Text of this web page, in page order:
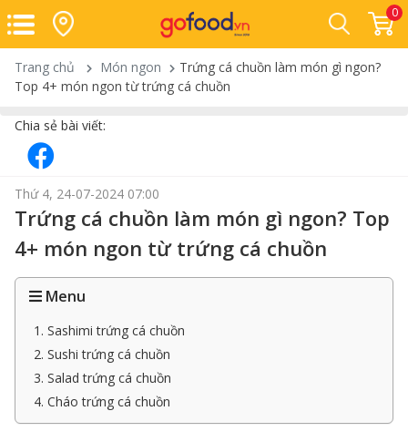
0
Trang chủ Món ngon
Trứng cá chuồn làm món gì ngon?
Top 4+ món ngon từ trứng cá chuồn
Chia sẻ bài viết:
Thứ 4, 24-07-2024 07:00
Trứng cá chuồn làm món gì ngon? Top
4+ món ngon từ trứng cá chuồn
Menu
1. Sashimi trứng cá chuồn
2. Sushi trứng cá chuồn
3. Salad trứng cá chuồn
4. Cháo trứng cá chuồn